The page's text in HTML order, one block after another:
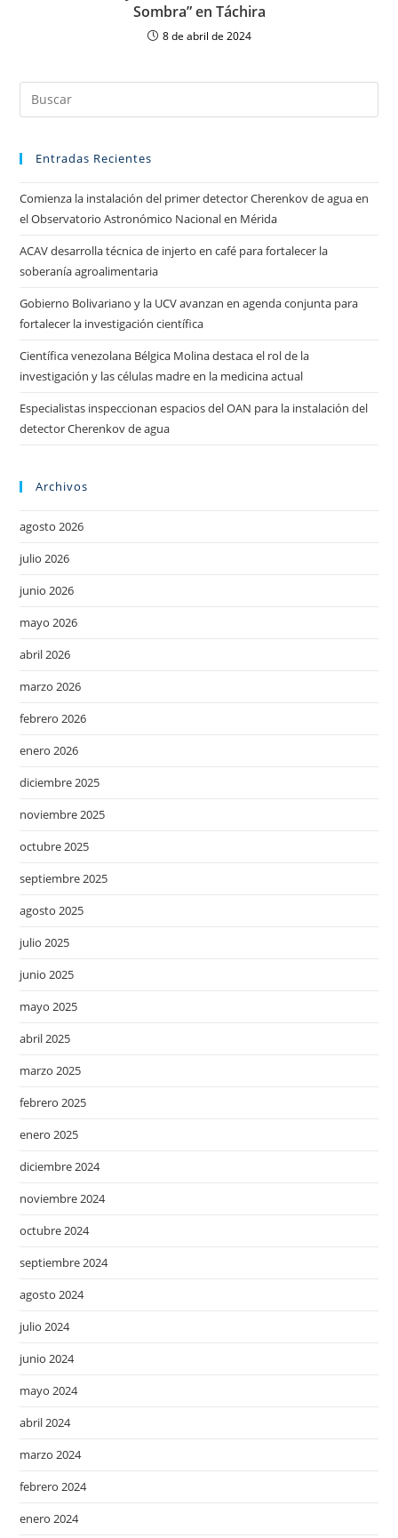
Sombra” en Táchira
8 de abril de 2024
Entradas Recientes
Comienza la instalación del primer detector Cherenkov de agua en
el Observatorio Astronómico Nacional en Mérida
ACAV desarrolla técnica de injerto en café para fortalecer la
soberanía agroalimentaria
Gobierno Bolivariano y la UCV avanzan en agenda conjunta para
fortalecer la investigación científica
Científica venezolana Bélgica Molina destaca el rol de la
investigación y las células madre en la medicina actual
Especialistas inspeccionan espacios del OAN para la instalación del
detector Cherenkov de agua
Archivos
agosto 2026
julio 2026
junio 2026
mayo 2026
abril 2026
marzo 2026
febrero 2026
enero 2026
diciembre 2025
noviembre 2025
octubre 2025
septiembre 2025
agosto 2025
julio 2025
junio 2025
mayo 2025
abril 2025
marzo 2025
febrero 2025
enero 2025
diciembre 2024
noviembre 2024
octubre 2024
septiembre 2024
agosto 2024
julio 2024
junio 2024
mayo 2024
abril 2024
marzo 2024
febrero 2024
enero 2024